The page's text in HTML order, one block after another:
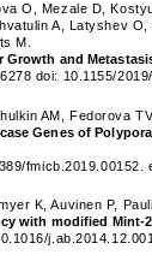
O, Mezale D,
A, Latyshev
M.
Growth and
doi: 10.1155/
AM, Fedorova
Genes of
fmicb.2019.00152.
K, Auvinen P,
with modified
j.ab.2014.12.001